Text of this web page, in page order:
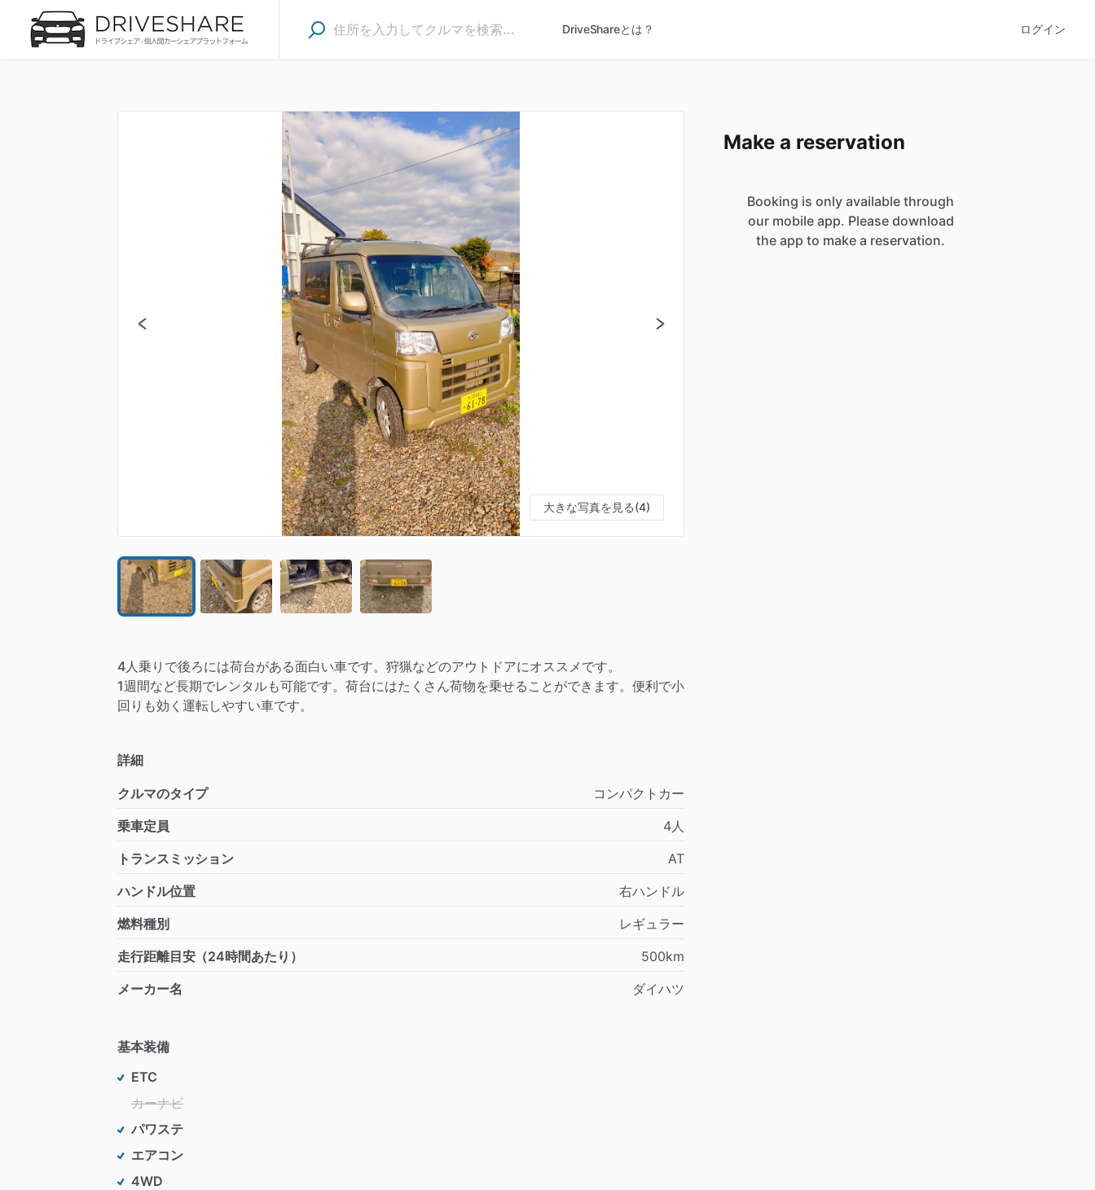
DriveShareとは？ ログイン
大きな写真を見る(4)
4人乗りで後ろには荷台がある面白い車です。狩猟などのアウトドアにオススメです。
1週間など長期でレンタルも可能です。荷台にはたくさん荷物を乗せることができます。便利で小
回りも効く運転しやすい車です。
詳細
クルマのタイプ
コンパクトカー
乗車定員
4人
トランスミッション
AT
ハンドル位置
右ハンドル
燃料種別
レギュラー
走行距離目安（24時間あたり）
500km
メーカー名
ダイハツ
基本装備
ETC
カーナビ
パワステ
エアコン
4WD
Make a reservation
Booking is only available through
our mobile app. Please download
the app to make a reservation.